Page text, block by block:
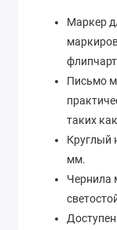
Маркер
Письмо
таких
Круглый
мм.
Чернила